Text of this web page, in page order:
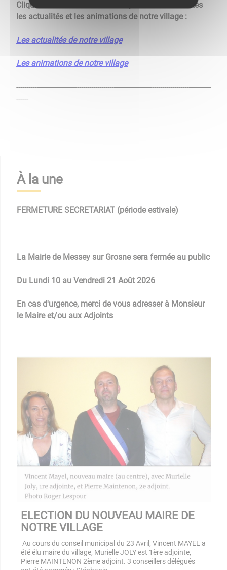
Cliquez sur les liens ci-dessous pour retrouver toutes
les actualités et les animations de notre village :
Les actualités de notre village
Les animations de notre village
------------------------------------------------------------------------------------------------
------
À la une
FERMETURE SECRETARIAT (période estivale)
La Mairie de Messey sur Grosne sera fermée au public
Du Lundi 10 au Vendredi 21 Août 2026
En cas d'urgence, merci de vous adresser à Monsieur
le Maire et/ou aux Adjoints
ELECTION DU NOUVEAU MAIRE DE
NOTRE VILLAGE
Au cours du conseil municipal du 23 Avril, Vincent MAYEL a
été élu maire du village, Murielle JOLY est 1ère adjointe,
Pierre MAINTENON 2ème adjoint. 3 conseillers délégués